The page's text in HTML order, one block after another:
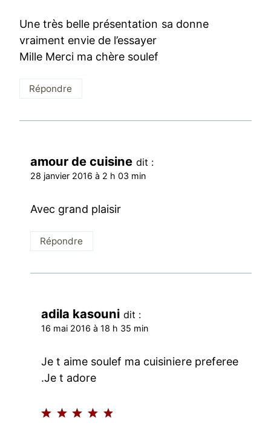
Une très belle présentation sa donne
vraiment envie de l’essayer
Mille Merci ma chère soulef
Répondre
amour de cuisine dit :
28 janvier 2016 à 2 h 03 min
Avec grand plaisir
Répondre
adila kasouni dit :
16 mai 2016 à 18 h 35 min
Je t aime soulef ma cuisiniere preferee
.Je t adore